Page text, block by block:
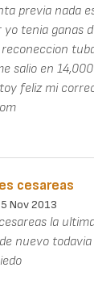
previa nada
tenia ganas
salio en
feliz mi
cesareas
Nov 2013
la
nuevo